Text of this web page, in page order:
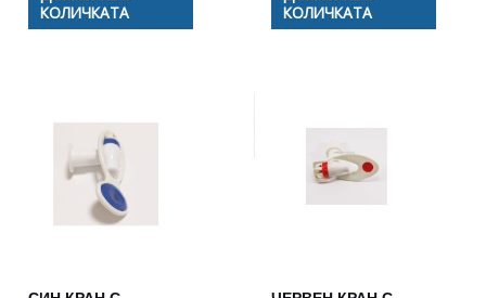
КОЛИЧКАТА
КОЛИЧКАТА